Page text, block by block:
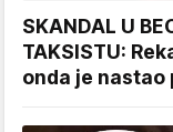
SKANDAL U
TAKSISTU:
onda je nastao